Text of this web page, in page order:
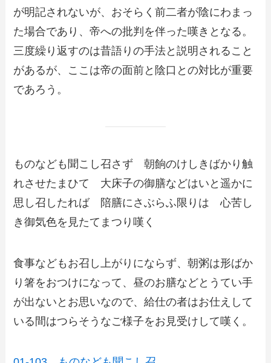
が明記されないが、おそらく前二者が陰にわまっ
た場合であり、帝への批判を伴った嘆きとなる。
三度繰り返すのは昔語りの手法と説明されること
があるが、ここは帝の面前と陰口との対比が重要
であろう。
ものなども聞こし召さず 朝餉のけしきばかり触
れさせたまひて 大床子の御膳などはいと遥かに
思し召したれば 陪膳にさぶらふ限りは 心苦し
き御気色を見たてまつり嘆く
食事などもお召し上がりにならず、朝粥は形ばか
り箸をおつけになって、昼のお膳などとうてい手
が出ないとお思いなので、給仕の者はお仕えして
いる間はつらそうなご様子をお見受けして嘆く。